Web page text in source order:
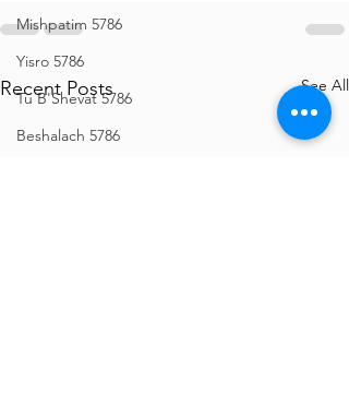
Mishpatim 5786
Yisro 5786
Tu B'Shevat 5786
Beshalach 5786
Recent Posts See All